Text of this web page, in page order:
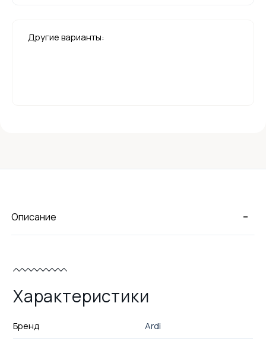
Другие варианты:
-
Описание
Характеристики
Бренд
Ardi